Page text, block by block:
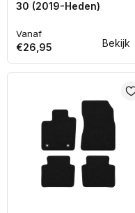
Bekijk
30 (2019-Heden)
Normale
prijs
Vanaf
€26,95